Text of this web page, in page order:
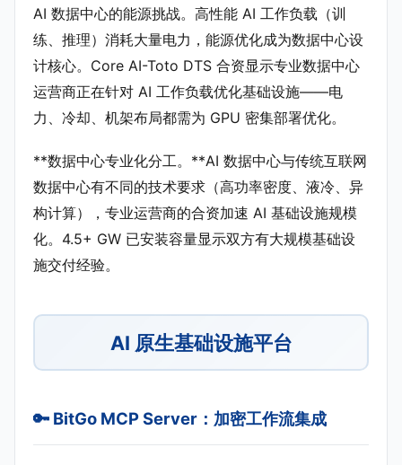
AI 数据中心的能源挑战。高性能 AI 工作负载（训
练、推理）消耗大量电力，能源优化成为数据中心设
计核心。Core AI-Toto DTS 合资显示专业数据中心
运营商正在针对 AI 工作负载优化基础设施——电
力、冷却、机架布局都需为 GPU 密集部署优化。
**数据中心专业化分工。**AI 数据中心与传统互联网
数据中心有不同的技术要求（高功率密度、液冷、异
构计算），专业运营商的合资加速 AI 基础设施规模
化。4.5+ GW 已安装容量显示双方有大规模基础设
施交付经验。
AI 原生基础设施平台
🔑 BitGo MCP Server：加密工作流集成